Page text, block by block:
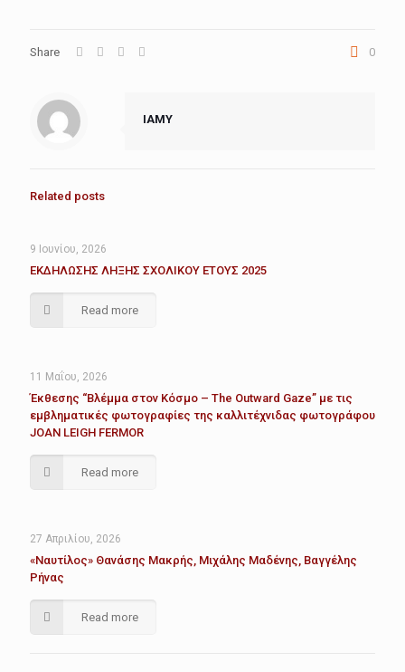
Share 0
IAMY
Related posts
9 Ιουνίου, 2026
ΕΚΔΗΛΩΣΗΣ ΛΗΞΗΣ ΣΧΟΛΙΚΟΥ ΕΤΟΥΣ 2025
Read more
11 Μαΐου, 2026
Έκθεσης “Βλέμμα στον Κόσμο – The Outward Gaze” με τις
εμβληματικές φωτογραφίες της καλλιτέχνιδας φωτογράφου
JOAN LEIGH FERMOR
Read more
27 Απριλίου, 2026
«Ναυτίλος» Θανάσης Μακρής, Μιχάλης Μαδένης, Βαγγέλης
Ρήνας
Read more